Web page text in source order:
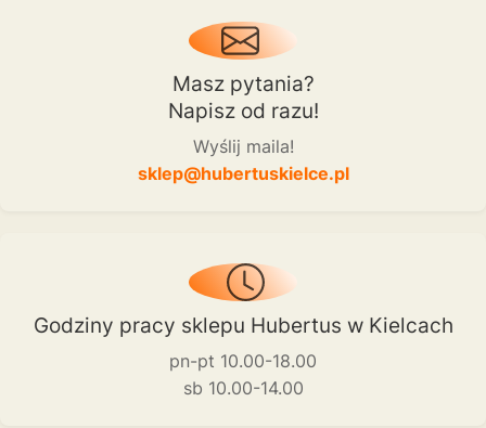
Masz pytania?
Napisz od razu!
Wyślij maila!
sklep@hubertuskielce.pl
Godziny pracy sklepu Hubertus w Kielcach
pn-pt 10.00-18.00
sb 10.00-14.00